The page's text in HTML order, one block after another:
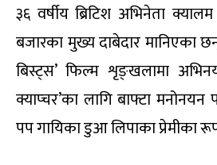
३६ वर्षीय ब्रिटिश अभिनेता
बजारका मुख्य दाबेदार मानिएका
बिस्ट्स’ फिल्म शृङ्खलामा
क्याप्चर’का लागि बाफ्टा मनोनयन
पप गायिका डुआ लिपाका प्रेमीका